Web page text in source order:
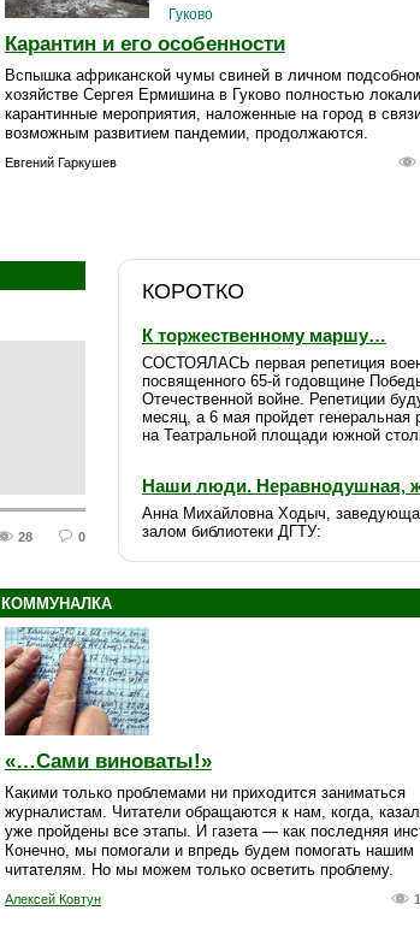
Гуково
Карантин и его особенности
Вспышка африканской чумы свиней в личном
хозяйстве Сергея Ермишина в Гуково полностью
карантинные мероприятия, наложенные на город в
возможным развитием пандемии, продолжаются.
Евгений Гаркушев
28 0
КОРОТКО
К торжественному маршу…
СОСТОЯЛАСЬ первая репетиция
посвященного 65-й годовщине
Отечественной войне. Репетиции
месяц, а 6 мая пройдет генеральная
на Театральной площади южной
Наши люди. Неравнодушная,
Анна Михайловна Ходыч,
залом библиотеки ДГТУ:
КОММУНАЛКА
«…Сами виноваты!»
Какими только проблемами ни приходится заниматься
журналистам. Читатели обращаются к нам, когда,
уже пройдены все этапы. И газета — как последняя
Конечно, мы помогали и впредь будем помогать нашим
читателям. Но мы можем только осветить проблему.
Алексей Ковтун